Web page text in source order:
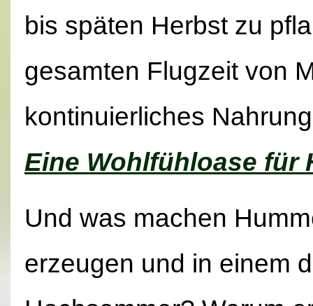
bis späten Herbst zu
gesamten Flugzeit von
kontinuierliches
Eine Wohlfühloase für
Und was machen
erzeugen und in einem